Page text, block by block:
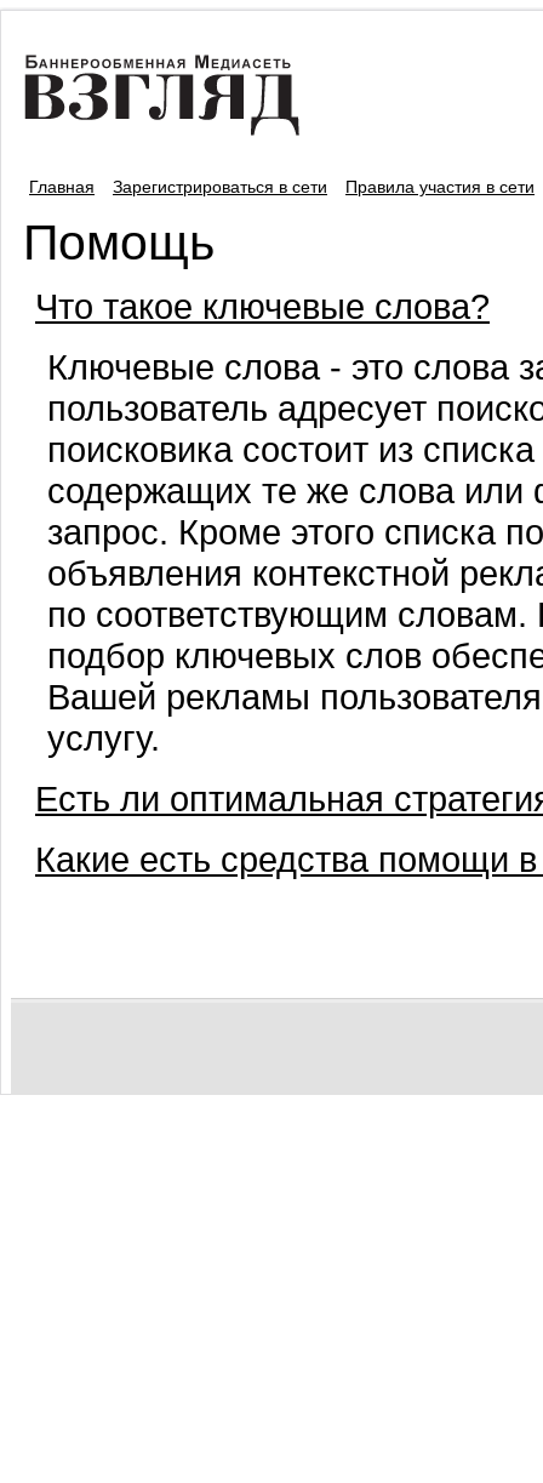
Главная Зарегистрироваться в сети Правила участия в сети
Помощь
Что такое ключевые слова?
Ключевые слова - это слова
пользователь адресует
поисковика состоит из
содержащих те же слова или
запрос. Кроме этого списка
объявления контекстной
по соответствующим
подбор ключевых слов
Вашей рекламы
услугу.
Есть ли оптимальная
Какие есть средства помощи